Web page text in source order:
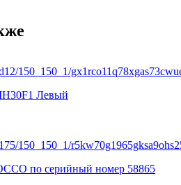
Левый
по серийный номер 58865